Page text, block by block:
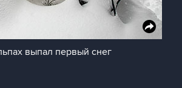
выпал первый снег